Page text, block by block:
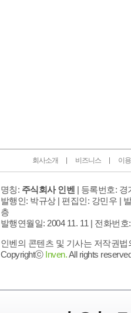
회사소개 비즈니스 이
명칭: 주식회사 인벤 | 등록번호: 경
발행인: 박규상 | 편집인: 강민우 |
층
발행연월일: 2004 11. 11 | 전화번호
인벤의 콘텐츠 및 기사는 저작권
Copyrightⓒ Inven.All rights